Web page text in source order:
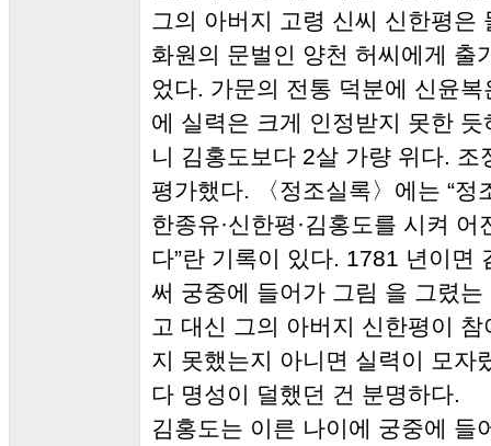
그의 아버지 고령 신씨 신한평은
화원의 문벌인 양천 허씨에게 출
었다. 가문의 전통 덕분에 신윤
에 실력은 크게 인정받지 못한
니 김홍도보다 2살 가량 위다.
평가했다. 〈정조실록〉에는 “
한종유·신한평·김홍도를 시켜
다”란 기록이 있다. 1781 년이면
써 궁중에 들어가 그림 을 그렸
고 대신 그의 아버지 신한평이
지 못했는지 아니면 실력이 모자
다 명성이 덜했던 건 분명하다.
김홍도는 이른 나이에 궁중에 들